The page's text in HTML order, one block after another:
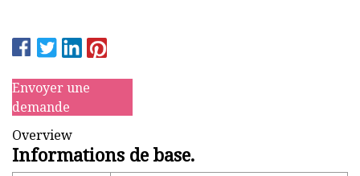
Envoyer une
demande
Overview
Informations de base.